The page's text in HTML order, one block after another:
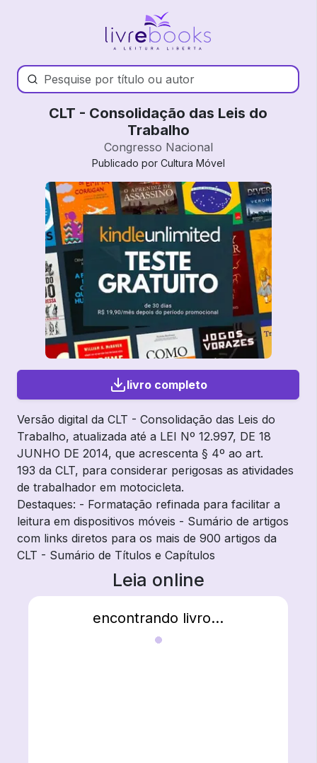
CLT - Consolidação das Leis do
Trabalho
Congresso Nacional
Publicado por Cultura Móvel
livro completo
Versão digital da CLT - Consolidação das Leis do
Trabalho, atualizada até a LEI Nº 12.997, DE 18
JUNHO DE 2014, que acrescenta § 4º ao art.
193 da CLT, para considerar perigosas as atividades
de trabalhador em motocicleta.
Destaques: - Formatação refinada para facilitar a
leitura em dispositivos móveis - Sumário de artigos
com links diretos para os mais de 900 artigos da
CLT - Sumário de Títulos e Capítulos
Leia online
encontrando livro...